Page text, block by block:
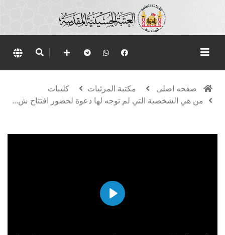
صفحه اصلی مكتبة المرئيات
كليبات
من هي الشخصية التي لم توجه لها دعوة لحضور افتتاح ش...
Play